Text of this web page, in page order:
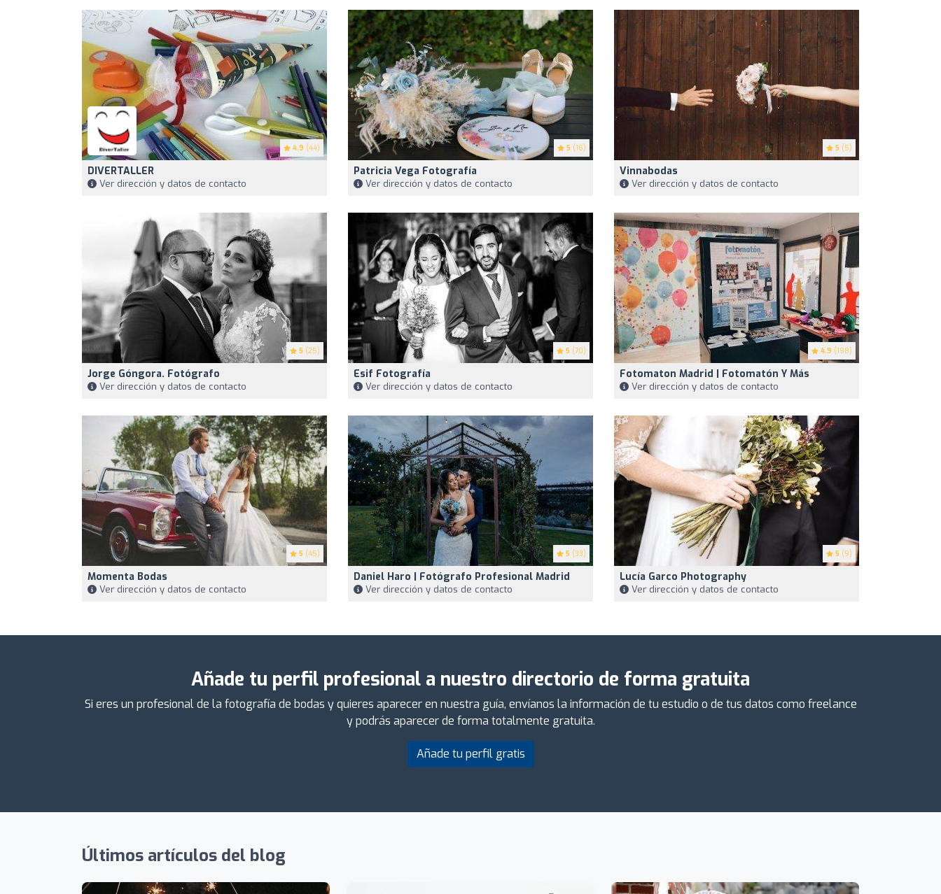
4.9 (44)
DIVERTALLER
Ver dirección y datos de contacto
5 (16)
Patricia Vega Fotografía
Ver dirección y datos de contacto
5 (5)
Vinnabodas
Ver dirección y datos de contacto
5 (25)
Jorge Góngora. Fotógrafo
Ver dirección y datos de contacto
5 (70)
Esif Fotografía
Ver dirección y datos de contacto
4.9 (198)
Fotomaton Madrid | Fotomatón Y Más
Ver dirección y datos de contacto
5 (45)
Momenta Bodas
Ver dirección y datos de contacto
5 (33)
Daniel Haro | Fotógrafo Profesional Madrid
Ver dirección y datos de contacto
5 (9)
Lucía Garco Photography
Ver dirección y datos de contacto
Añade tu perfil profesional a nuestro directorio de forma gratuita
Si eres un profesional de la fotografía de bodas y quieres aparecer en nuestra guía, envíanos la información de tu estudio o de tus datos como freelance
y podrás aparecer de forma totalmente gratuita.
Añade tu perfil gratis
Últimos artículos del blog